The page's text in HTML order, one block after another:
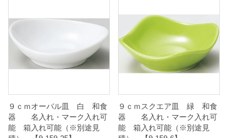
a
i
９ｃｍオーバル皿 白 和食
器 名入れ・マーク入れ可
能 箱入れ可能（※別途見
９ｃｍスクエア皿 緑 和食
器 名入れ・マーク入れ可
能 箱入れ可能（※別途見